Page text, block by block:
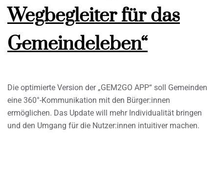
Wegbegleiter für das
Gemeindeleben“
Die optimierte Version der „GEM2GO APP“ soll Gemeinden
eine 360°-Kommunikation mit den Bürger:innen
ermöglichen. Das Update will mehr Individualität bringen
und den Umgang für die Nutzer:innen intuitiver machen.